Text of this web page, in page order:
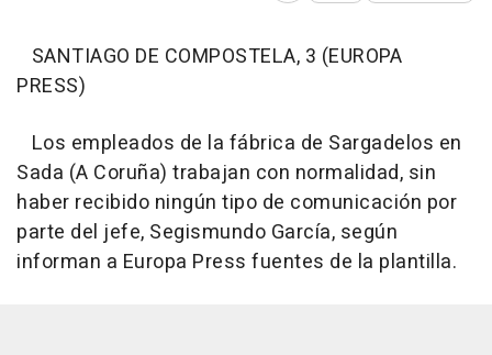
SANTIAGO DE COMPOSTELA, 3 (EUROPA
PRESS)
Los empleados de la fábrica de Sargadelos en
Sada (A Coruña) trabajan con normalidad, sin
haber recibido ningún tipo de comunicación por
parte del jefe, Segismundo García, según
informan a Europa Press fuentes de la plantilla.